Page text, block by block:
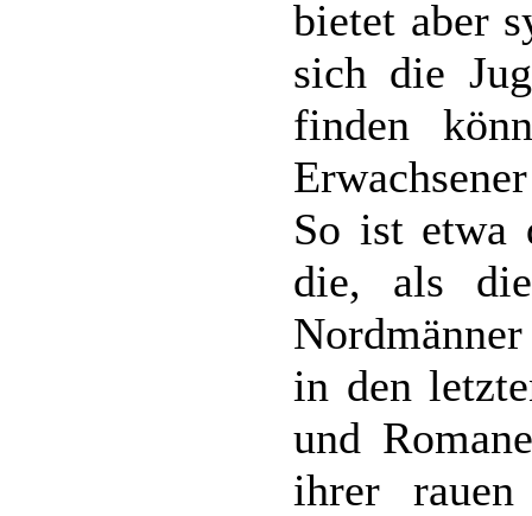
bietet aber
sich die
finden
So ist etwa
die, als
in den
und
ihrer